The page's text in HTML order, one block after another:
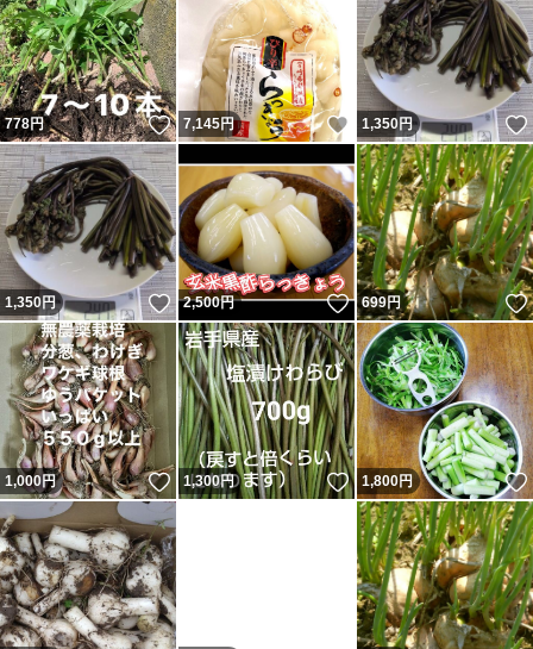
778円 いいね！
7,145円 いいね！
1,350円
1,350円 いいね！
2,500円 いいね！
699円
1,000円 いいね！
1,300円 いいね！
1,800円